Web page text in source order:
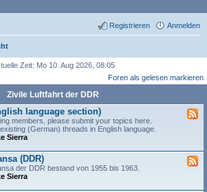
Anmelden
Registrieren
Zeit: Mo 10. Aug 2026, 08:05
Foren als gelesen markieren
Zivile Luftfahrt der DDR
language section)
members, please submit your topics here.
(German) threads in English language.
Sierra
(DDR)
der DDR bestand von 1955 bis 1963.
Sierra